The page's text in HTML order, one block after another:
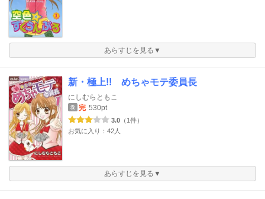
あらすじを見る▼
新・極上!! めちゃモテ委員長
にしむらともこ
巻 完 530pt
3.0 （1件）
お気に入り：42人
あらすじを見る▼